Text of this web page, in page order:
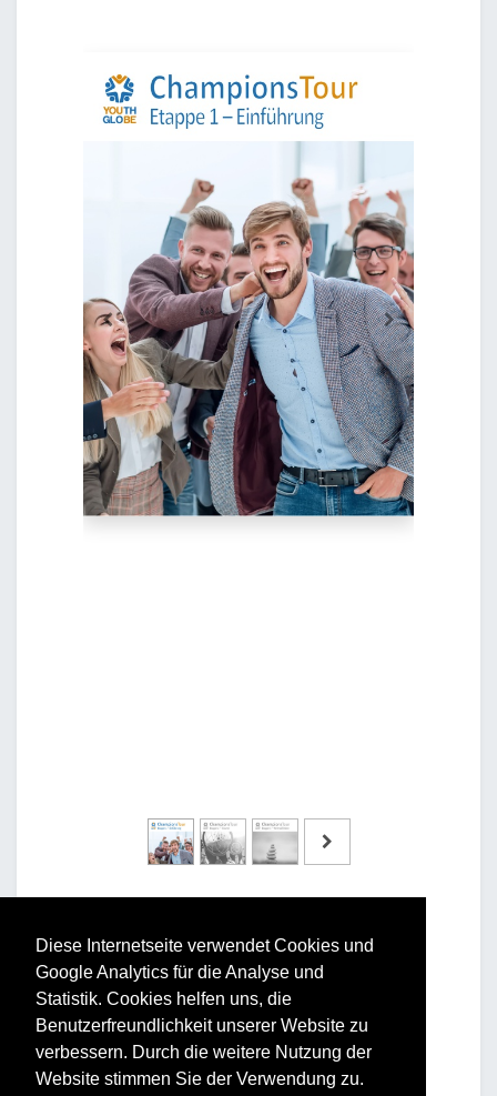
Diese Internetseite verwendet Cookies und
Google Analytics für die Analyse und
Statistik. Cookies helfen uns, die
Benutzerfreundlichkeit unserer Website zu
verbessern. Durch die weitere Nutzung der
Website stimmen Sie der Verwendung zu.
Vorteile und Nutzen
Für Ihr Unternehmen: